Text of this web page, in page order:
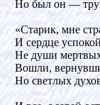
Но был он —
«Старик, мне
И сердце
Не души
Вошли,
Но светлых